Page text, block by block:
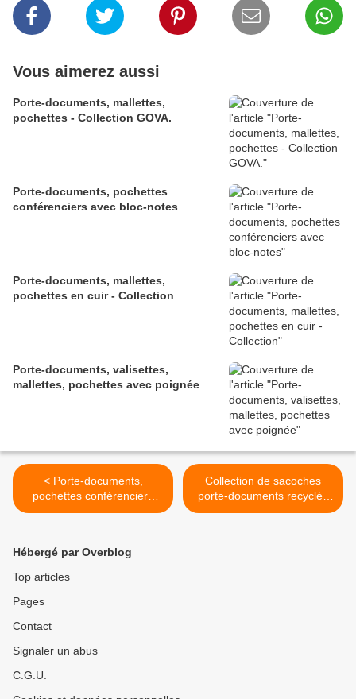
Vous aimerez aussi
Porte-documents, mallettes,
pochettes - Collection GOVA.
Porte-documents, pochettes
conférenciers avec bloc-notes
Porte-documents, mallettes,
pochettes en cuir - Collection
Porte-documents, valisettes,
mallettes, pochettes avec poignée
< Porte-documents,
pochettes conférenciers
avec bloc-notes
Collection de sacoches
porte-documents recyclés
publicitaires >
Hébergé par Overblog
Top articles
Pages
Contact
Signaler un abus
C.G.U.